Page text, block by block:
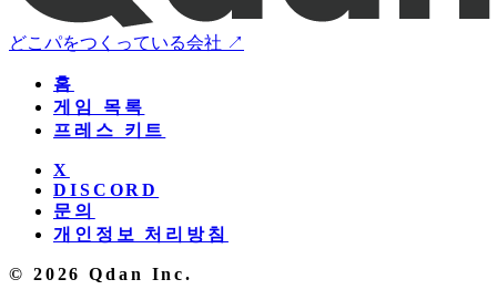
どこパをつくっている会社 ↗
홈
게임 목록
프레스 키트
X
DISCORD
문의
개인정보 처리방침
© 2026 Qdan Inc.